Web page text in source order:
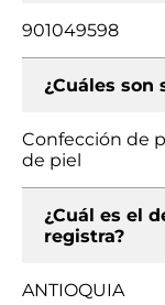
901049598
¿Cuáles son
Confección de
de piel
¿Cuál es el
registra?
ANTIOQUIA